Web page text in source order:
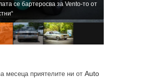
се бартеросва за Vento-то от
месеца приятелите ни от Auto